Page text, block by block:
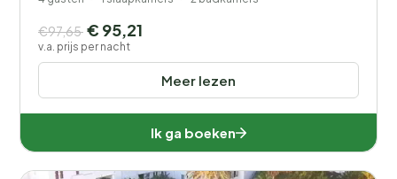
Voorzieningen
Wellness
Meer lezen
€97,65 € 95,21
v.a. prijs per nacht
Ik ga boeken